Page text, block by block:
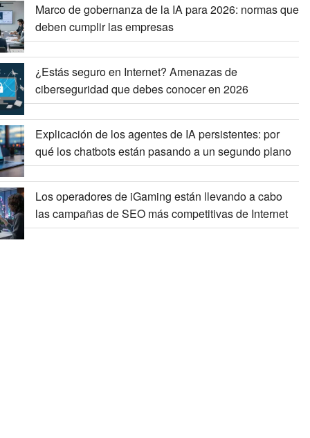
Marco de gobernanza de la IA para 2026: normas que
deben cumplir las empresas
¿Estás seguro en Internet? Amenazas de
ciberseguridad que debes conocer en 2026
Explicación de los agentes de IA persistentes: por
qué los chatbots están pasando a un segundo plano
Los operadores de iGaming están llevando a cabo
las campañas de SEO más competitivas de Internet